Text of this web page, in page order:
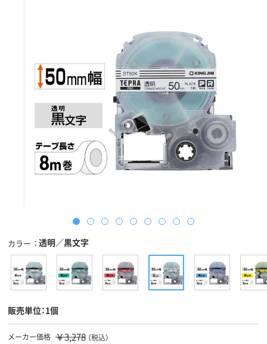
カラー 透明／黒文字
販売単位：1個
メーカー価格 ￥3,278 （税込）